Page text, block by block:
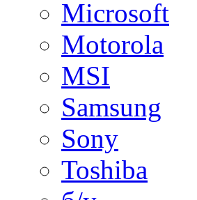
Microsoft
Motorola
MSI
Samsung
Sony
Toshiba